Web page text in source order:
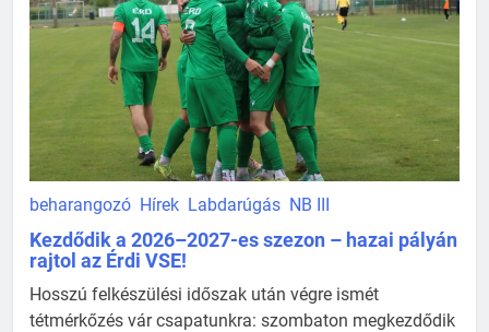
beharangozó Hírek Labdarúgás NB III
Kezdődik a 2026–2027-es szezon – hazai pályán
rajtol az Érdi VSE!
Hosszú felkészülési időszak után végre ismét
tétmérkőzés vár csapatunkra: szombaton megkezdődik